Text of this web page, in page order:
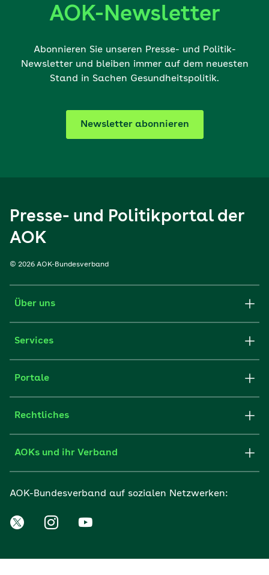
AOK-Newsletter
Abonnieren Sie unseren Presse- und Politik-
Newsletter und bleiben immer auf dem neuesten
Stand in Sachen Gesundheitspolitik.
Newsletter abonnieren
Presse- und Politikportal der
AOK
© 2026 AOK-Bundesverband
Über uns
Services
Portale
Rechtliches
AOKs und ihr Verband
AOK-Bundesverband auf sozialen Netzwerken: